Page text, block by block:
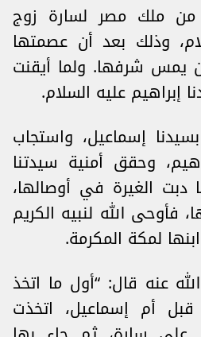
من ملك مصر لسارة زوج
وذلك بعد أن عصمتها
يمس شرفها. ولما أيقنت
إبراهيم عليه السلام.
إسماعيل، واستجاب
وحقق أمنية سيدتنا
الغيرة في أوصالها،
فأوحى الله لنبيه الكريم
لمكة المكرمة.
عنه قال: “أول ما اتخذ
أم إسماعيل، اتخذت